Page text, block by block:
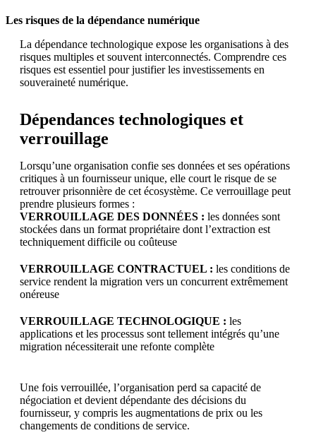
Les risques de la dépendance numérique
La dépendance technologique expose les organisations à des
risques multiples et souvent interconnectés. Comprendre ces
risques est essentiel pour justifier les investissements en
souveraineté numérique.
Dépendances technologiques et
verrouillage
Lorsqu’une organisation confie ses données et ses opérations
critiques à un fournisseur unique, elle court le risque de se
retrouver prisonnière de cet écosystème. Ce verrouillage peut
prendre plusieurs formes :
VERROUILLAGE DES DONNÉES : les données sont
stockées dans un format propriétaire dont l’extraction est
techniquement difficile ou coûteuse
VERROUILLAGE CONTRACTUEL : les conditions de
service rendent la migration vers un concurrent extrêmement
onéreuse
VERROUILLAGE TECHNOLOGIQUE : les
applications et les processus sont tellement intégrés qu’une
migration nécessiterait une refonte complète
Une fois verrouillée, l’organisation perd sa capacité de
négociation et devient dépendante des décisions du
fournisseur, y compris les augmentations de prix ou les
changements de conditions de service.